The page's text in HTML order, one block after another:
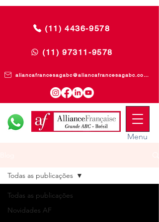
(11) 4436-9578
(11) 97311-9578
aliancafrancesagabc@aliancafrancesagabc.com.br
Menu
Todas as publicações
Novidades AF
Todas as publicações